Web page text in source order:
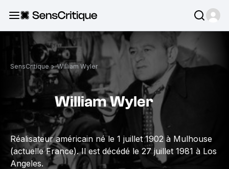
SensCritique > William Wyler
William Wyler
Réalisateur américain né le 1 juillet 1902 à Mulhouse
(actuelle France). Il est décédé le 27 juillet 1981 à Los
Angeles.